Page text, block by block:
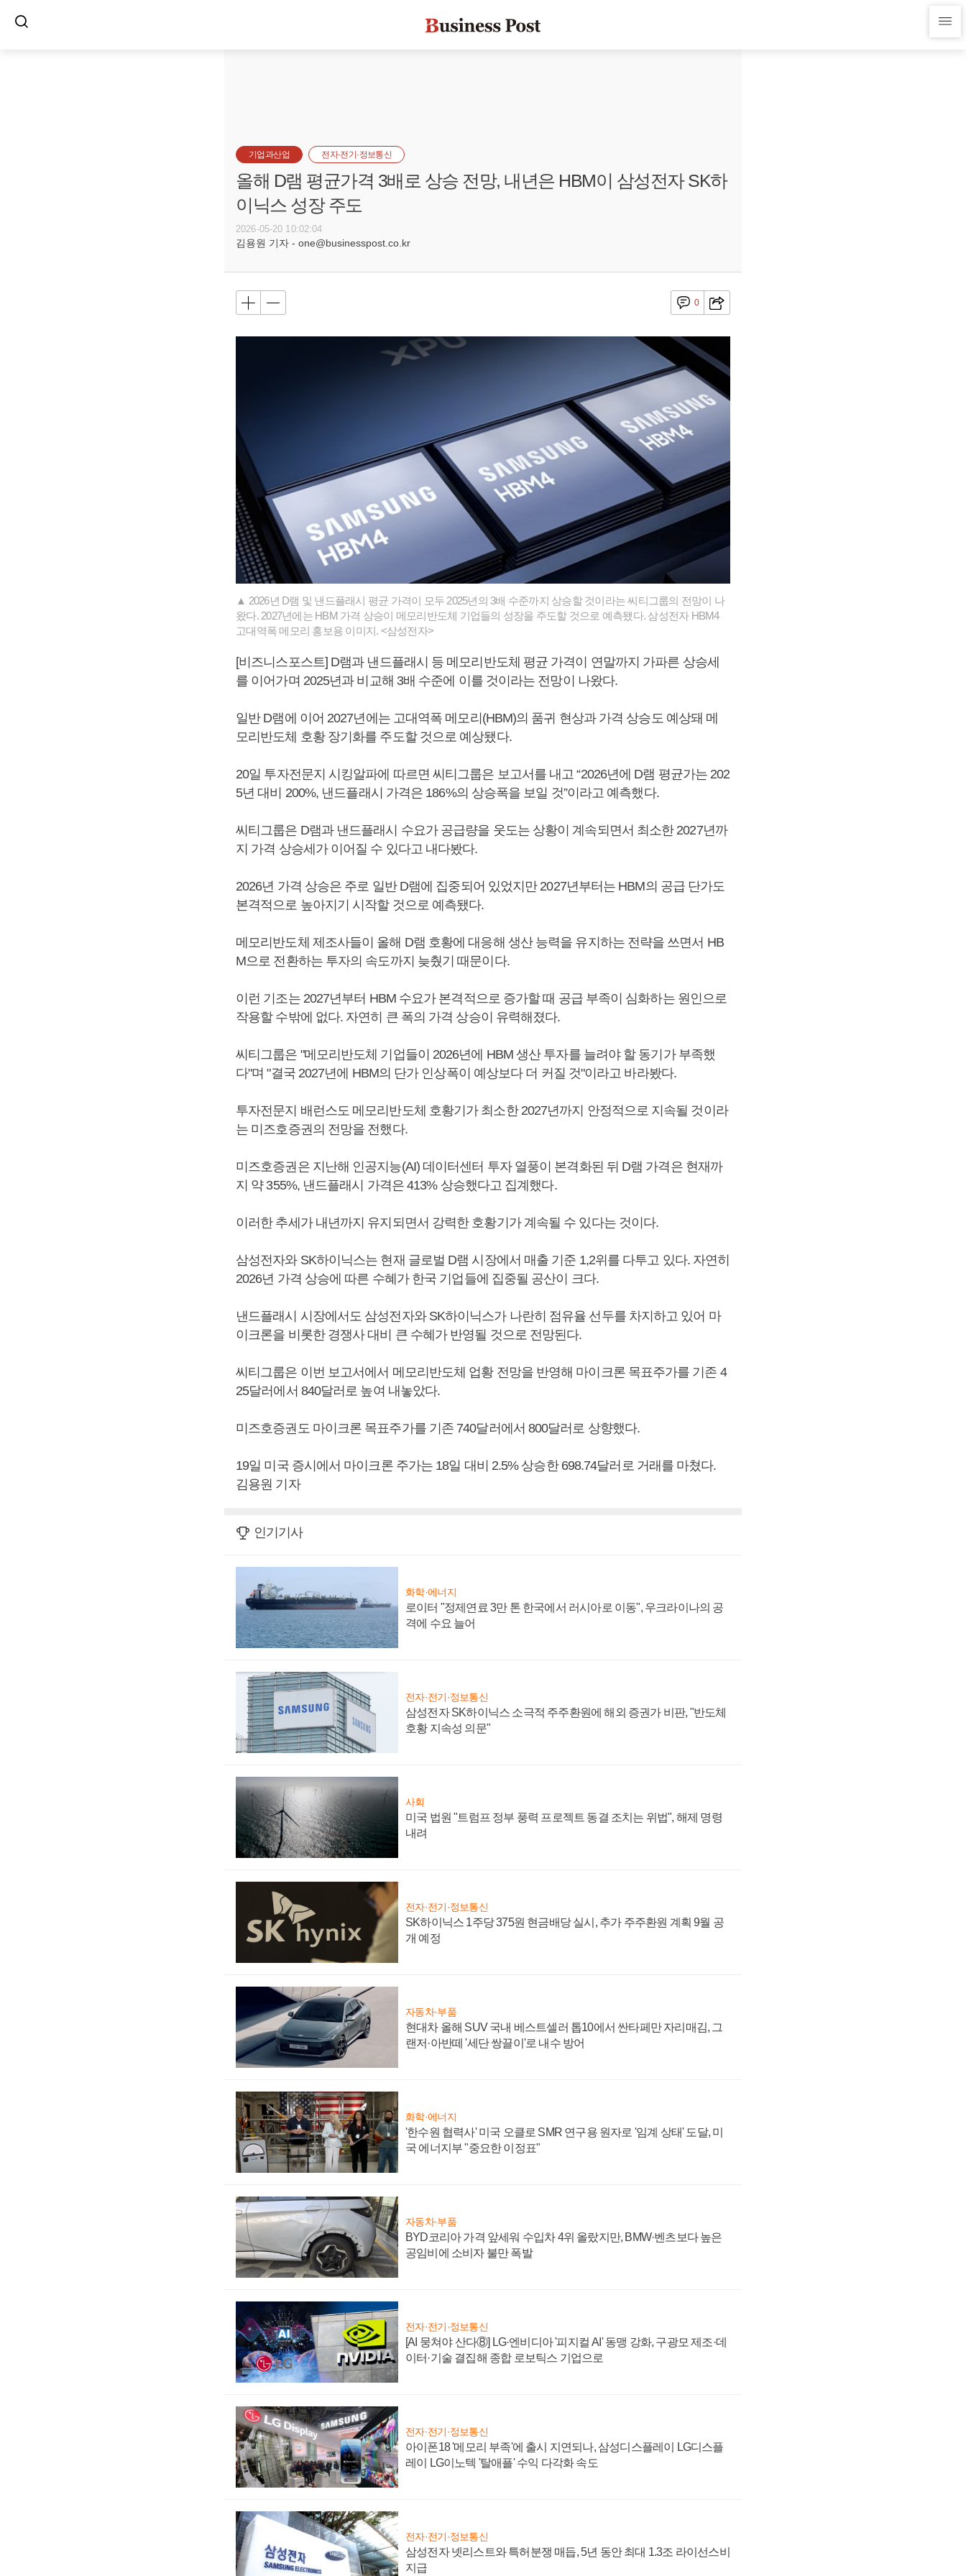
기업과산업 전자·전기·정보통신
올해 D램 평균가격 3배로 상승 전망, 내년은 HBM이 삼성전자 SK하
이닉스 성장 주도
2026-05-20 10:02:04
김용원 기자 - one@businesspost.co.kr
0
▲ 2026년 D램 및 낸드플래시 평균 가격이 모두 2025년의 3배 수준까지 상승할 것이라는 씨티그룹의 전망이 나
왔다. 2027년에는 HBM 가격 상승이 메모리반도체 기업들의 성장을 주도할 것으로 예측됐다. 삼성전자 HBM4
고대역폭 메모리 홍보용 이미지. <삼성전자>
[비즈니스포스트] D램과 낸드플래시 등 메모리반도체 평균 가격이 연말까지 가파른 상승세
를 이어가며 2025년과 비교해 3배 수준에 이를 것이라는 전망이 나왔다.
일반 D램에 이어 2027년에는 고대역폭 메모리(HBM)의 품귀 현상과 가격 상승도 예상돼 메
모리반도체 호황 장기화를 주도할 것으로 예상됐다.
20일 투자전문지 시킹알파에 따르면 씨티그룹은 보고서를 내고 “2026년에 D램 평균가는 202
5년 대비 200%, 낸드플래시 가격은 186%의 상승폭을 보일 것”이라고 예측했다.
씨티그룹은 D램과 낸드플래시 수요가 공급량을 웃도는 상황이 계속되면서 최소한 2027년까
지 가격 상승세가 이어질 수 있다고 내다봤다.
2026년 가격 상승은 주로 일반 D램에 집중되어 있었지만 2027년부터는 HBM의 공급 단가도
본격적으로 높아지기 시작할 것으로 예측됐다.
메모리반도체 제조사들이 올해 D램 호황에 대응해 생산 능력을 유지하는 전략을 쓰면서 HB
M으로 전환하는 투자의 속도까지 늦췄기 때문이다.
이런 기조는 2027년부터 HBM 수요가 본격적으로 증가할 때 공급 부족이 심화하는 원인으로
작용할 수밖에 없다. 자연히 큰 폭의 가격 상승이 유력해졌다.
씨티그룹은 "메모리반도체 기업들이 2026년에 HBM 생산 투자를 늘려야 할 동기가 부족했
다"며 "결국 2027년에 HBM의 단가 인상폭이 예상보다 더 커질 것"이라고 바라봤다.
투자전문지 배런스도 메모리반도체 호황기가 최소한 2027년까지 안정적으로 지속될 것이라
는 미즈호증권의 전망을 전했다.
미즈호증권은 지난해 인공지능(AI) 데이터센터 투자 열풍이 본격화된 뒤 D램 가격은 현재까
지 약 355%, 낸드플래시 가격은 413% 상승했다고 집계했다.
이러한 추세가 내년까지 유지되면서 강력한 호황기가 계속될 수 있다는 것이다.
삼성전자와 SK하이닉스는 현재 글로벌 D램 시장에서 매출 기준 1,2위를 다투고 있다. 자연히
2026년 가격 상승에 따른 수혜가 한국 기업들에 집중될 공산이 크다.
낸드플래시 시장에서도 삼성전자와 SK하이닉스가 나란히 점유율 선두를 차지하고 있어 마
이크론을 비롯한 경쟁사 대비 큰 수혜가 반영될 것으로 전망된다.
씨티그룹은 이번 보고서에서 메모리반도체 업황 전망을 반영해 마이크론 목표주가를 기존 4
25달러에서 840달러로 높여 내놓았다.
미즈호증권도 마이크론 목표주가를 기존 740달러에서 800달러로 상향했다.
19일 미국 증시에서 마이크론 주가는 18일 대비 2.5% 상승한 698.74달러로 거래를 마쳤다.
김용원 기자
인기기사
화학·에너지
로이터 "정제연료 3만 톤 한국에서 러시아로 이동", 우크라이나의 공
격에 수요 늘어
전자·전기·정보통신
삼성전자 SK하이닉스 소극적 주주환원에 해외 증권가 비판, "반도체
호황 지속성 의문"
사회
미국 법원 "트럼프 정부 풍력 프로젝트 동결 조치는 위법", 해제 명령
내려
전자·전기·정보통신
SK하이닉스 1주당 375원 현금배당 실시, 추가 주주환원 계획 9월 공
개 예정
자동차·부품
현대차 올해 SUV 국내 베스트셀러 톱10에서 싼타페만 자리매김, 그
랜저·아반떼 '세단 쌍끌이'로 내수 방어
화학·에너지
'한수원 협력사' 미국 오클로 SMR 연구용 원자로 '임계 상태' 도달, 미
국 에너지부 "중요한 이정표"
자동차·부품
BYD코리아 가격 앞세워 수입차 4위 올랐지만, BMW·벤츠보다 높은
공임비에 소비자 불만 폭발
전자·전기·정보통신
[AI 뭉쳐야 산다⑧] LG·엔비디아 '피지컬 AI' 동맹 강화, 구광모 제조·데
이터·기술 결집해 종합 로보틱스 기업으로
전자·전기·정보통신
아이폰18 '메모리 부족'에 출시 지연되나, 삼성디스플레이 LG디스플
레이 LG이노텍 '탈애플' 수익 다각화 속도
전자·전기·정보통신
삼성전자 넷리스트와 특허분쟁 매듭, 5년 동안 최대 1.3조 라이선스비
지급